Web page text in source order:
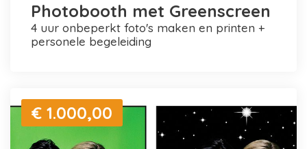
Photobooth met Greenscreen
4 uur onbeperkt foto's maken en printen +
personele begeleiding
€ 1.000,00